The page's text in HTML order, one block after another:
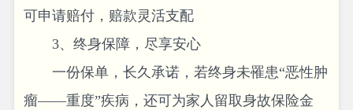
可申请赔付，赔款灵活支配
3、终身保障，尽享安心
一份保单，长久承诺，若终身未罹患“恶性肿
瘤——重度”疾病，还可为家人留取身故保险金